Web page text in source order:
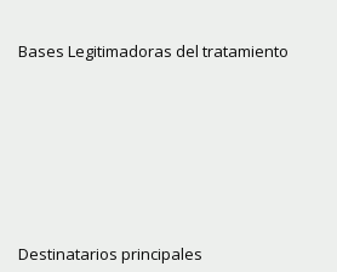
Bases Legitimadoras del tratamiento
Destinatarios principales